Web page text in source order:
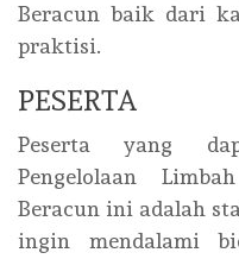
Beracun baik dari
praktisi.
PESERTA
Peserta yang
Pengelolaan
Beracun ini adalah
ingin mendalami